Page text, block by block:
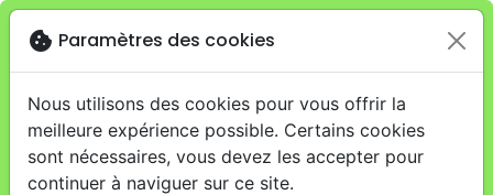
Je veux retirer ma commande au 11 rue de Rive,
Genèveclose
warningCette boutique en ligne est limitée au retrait en
magasin.
Pour les livraisons à domicile, veuillez passer vos
commandes sur la boutique La Maison de la Bible
cookie Paramètres des cookies
Nous utilisons des cookies pour vous offrir la
meilleure expérience possible. Certains cookies
sont nécessaires, vous devez les accepter pour
continuer à naviguer sur ce site.